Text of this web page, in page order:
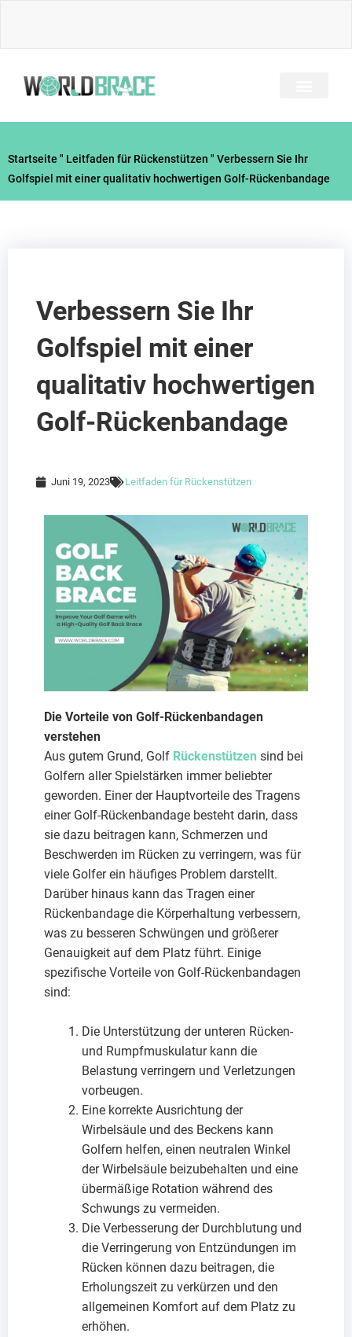
Startseite " Leitfaden für Rückenstützen " Verbessern Sie Ihr
Golfspiel mit einer qualitativ hochwertigen Golf-Rückenbandage
Verbessern Sie Ihr
Golfspiel mit einer
qualitativ hochwertigen
Golf-Rückenbandage
Juni 19, 2023 Leitfaden für Rückenstützen
Die Vorteile von Golf-Rückenbandagen
verstehen
Aus gutem Grund, Golf Rückenstützen sind bei
Golfern aller Spielstärken immer beliebter
geworden. Einer der Hauptvorteile des Tragens
einer Golf-Rückenbandage besteht darin, dass
sie dazu beitragen kann, Schmerzen und
Beschwerden im Rücken zu verringern, was für
viele Golfer ein häufiges Problem darstellt.
Darüber hinaus kann das Tragen einer
Rückenbandage die Körperhaltung verbessern,
was zu besseren Schwüngen und größerer
Genauigkeit auf dem Platz führt. Einige
spezifische Vorteile von Golf-Rückenbandagen
sind:
Die Unterstützung der unteren Rücken-
und Rumpfmuskulatur kann die
Belastung verringern und Verletzungen
vorbeugen.
Eine korrekte Ausrichtung der
Wirbelsäule und des Beckens kann
Golfern helfen, einen neutralen Winkel
der Wirbelsäule beizubehalten und eine
übermäßige Rotation während des
Schwungs zu vermeiden.
Die Verbesserung der Durchblutung und
die Verringerung von Entzündungen im
Rücken können dazu beitragen, die
Erholungszeit zu verkürzen und den
allgemeinen Komfort auf dem Platz zu
erhöhen.